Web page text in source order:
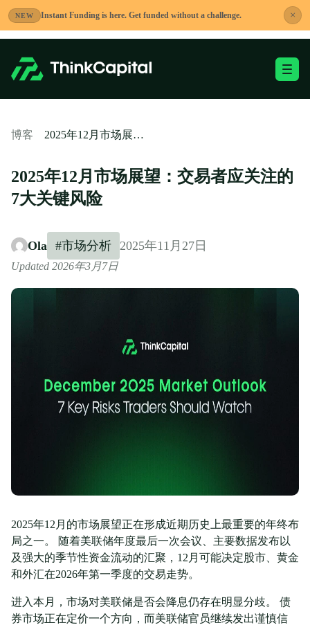
NEW Instant Funding is here. Get funded without a challenge. ×
到
内
切换移动端菜单
博客 2025年12月市场展望：交易者应关注的7大关键风险
2025年12月市场展望：交易者应关注的
7大关键风险
Ola #市场分析 2025年11月27日
Updated 2026年3月7日
2025年12月的市场展望正在形成近期历史上最重要的年终布
局之一。 随着美联储年度最后一次会议、主要数据发布以
及强大的季节性资金流动的汇聚，12月可能决定股市、黄金
和外汇在2026年第一季度的交易走势。
进入本月，市场对美联储是否会降息仍存在明显分歧。 债
券市场正在定价一个方向，而美联储官员继续发出谨慎信